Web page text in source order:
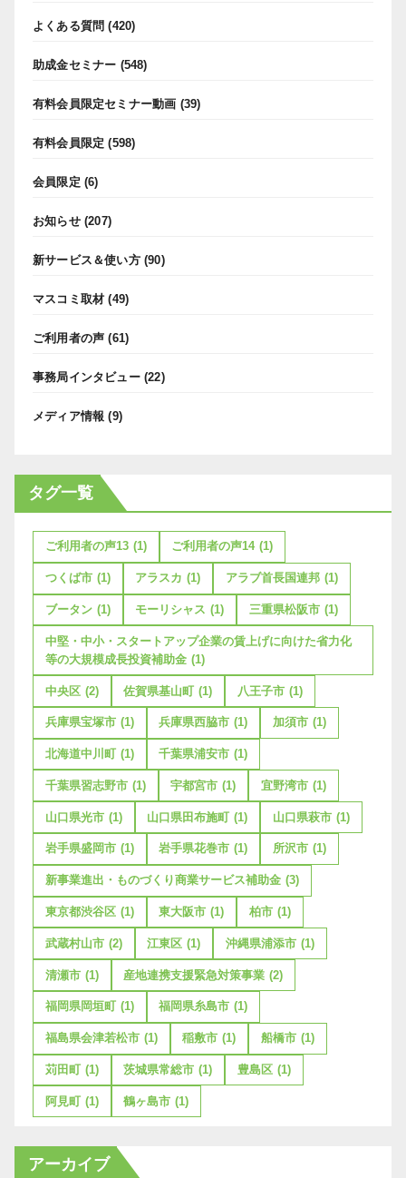
よくある質問 (420)
助成金セミナー (548)
有料会員限定セミナー動画 (39)
有料会員限定 (598)
会員限定 (6)
お知らせ(207)
新サービス＆使い方(90)
マスコミ取材 (49)
ご利用者の声 (61)
事務局インタビュー(22)
メディア情報 (9)
タグ一覧
ご利用者の声13 (1) ご利用者の声14 (1)
つくば市 (1) アラスカ (1) アラブ首長国連邦 (1)
ブータン (1) モーリシャス (1) 三重県松阪市 (1)
中堅・中小・スタートアップ企業の賃上げに向けた省力化
等の大規模成長投資補助金 (1)
中央区 (2) 佐賀県基山町 (1) 八王子市 (1)
兵庫県宝塚市 (1) 兵庫県西脇市 (1) 加須市 (1)
北海道中川町 (1) 千葉県浦安市 (1)
千葉県習志野市 (1) 宇都宮市 (1) 宜野湾市 (1)
山口県光市 (1) 山口県田布施町 (1) 山口県萩市 (1)
岩手県盛岡市 (1) 岩手県花巻市 (1) 所沢市 (1)
新事業進出・ものづくり商業サービス補助金 (3)
東京都渋谷区 (1) 東大阪市 (1) 柏市 (1)
武蔵村山市 (2) 江東区 (1) 沖縄県浦添市 (1)
清瀬市 (1) 産地連携支援緊急対策事業 (2)
福岡県岡垣町 (1) 福岡県糸島市 (1)
福島県会津若松市 (1) 稲敷市 (1) 船橋市 (1)
苅田町 (1) 茨城県常総市 (1) 豊島区 (1)
阿見町 (1) 鶴ヶ島市 (1)
アーカイブ